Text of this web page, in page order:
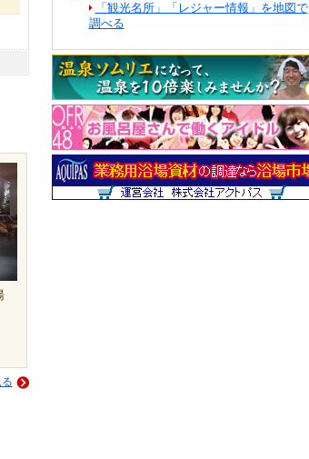
「観光名所」「レジャー情報」を地図で
調べる